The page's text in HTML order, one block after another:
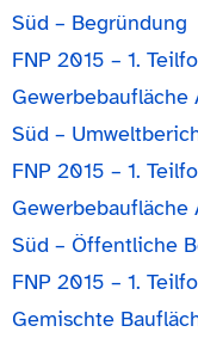
Süd – Begründung
FNP 2015 – 1.
Süd –
FNP 2015 – 1.
Süd – Öffentliche
FNP 2015 – 1.
Gemischte